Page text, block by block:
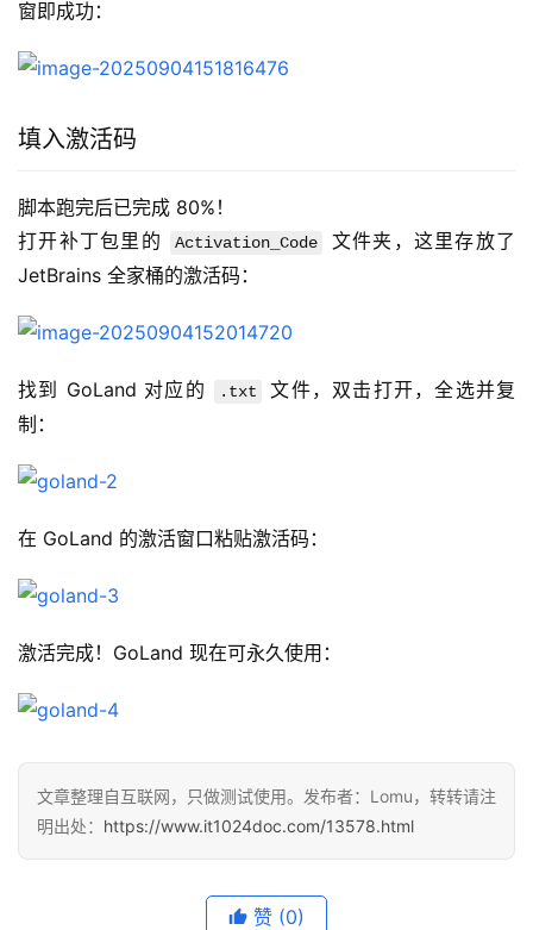
窗即成功：
填入激活码
脚本跑完后已完成 80%！
打开补丁包里的
Activation_Code
文件夹，这里存放了
JetBrains 全家桶的激活码：
找到 GoLand 对应的 .txt
文件，双击打开，全选并复
制：
在 GoLand 的激活窗口粘贴激活码：
激活完成！GoLand 现在可永久使用：
文章整理自互联网，只做测试使用。发布者：Lomu，转转请注
明出处： https://www.it1024doc.com/13578.html
赞 (0)